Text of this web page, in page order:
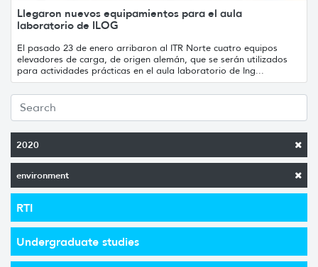
2020
environment
RTI
Undergraduate studies
Llegaron nuevos equipamientos para el aula
laboratorio de ILOG
El pasado 23 de enero arribaron al ITR Norte cuatro equipos
elevadores de carga, de origen alemán, que se serán utilizados
para actividades prácticas en el aula laboratorio de Ing...